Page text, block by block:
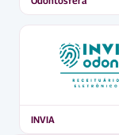
INVIA